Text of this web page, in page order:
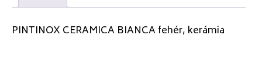
PINTINOX CERAMICA BIANCA fehér, kerámia